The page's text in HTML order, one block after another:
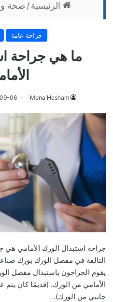
الرئيسية / صحة
جراحة عامة
ما هي جراحة
Mona Hesham
06
جراحة استبدال الورك الأمامي هي
التالفة في مفصل الورك بورك
يقوم الجراحون باستبدال مفصل
الأمامي من الورك. (قديمًا كان
جانبي من الورك).